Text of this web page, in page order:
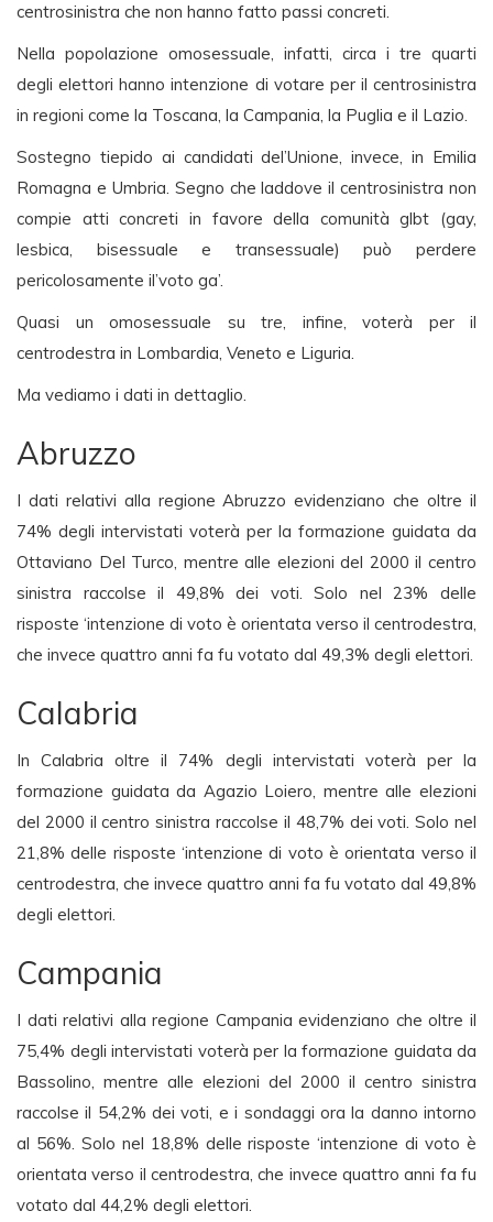
centrosinistra che non hanno fatto passi concreti.
Nella popolazione omosessuale, infatti, circa i tre quarti
degli elettori hanno intenzione di votare per il centrosinistra
in regioni come la Toscana, la Campania, la Puglia e il Lazio.
Sostegno tiepido ai candidati del’Unione, invece, in Emilia
Romagna e Umbria. Segno che laddove il centrosinistra non
compie atti concreti in favore della comunità glbt (gay,
lesbica, bisessuale e transessuale) può perdere
pericolosamente il’voto ga’.
Quasi un omosessuale su tre, infine, voterà per il
centrodestra in Lombardia, Veneto e Liguria.
Ma vediamo i dati in dettaglio.
Abruzzo
I dati relativi alla regione Abruzzo evidenziano che oltre il
74% degli intervistati voterà per la formazione guidata da
Ottaviano Del Turco, mentre alle elezioni del 2000 il centro
sinistra raccolse il 49,8% dei voti. Solo nel 23% delle
risposte ‘intenzione di voto è orientata verso il centrodestra,
che invece quattro anni fa fu votato dal 49,3% degli elettori.
Calabria
In Calabria oltre il 74% degli intervistati voterà per la
formazione guidata da Agazio Loiero, mentre alle elezioni
del 2000 il centro sinistra raccolse il 48,7% dei voti. Solo nel
21,8% delle risposte ‘intenzione di voto è orientata verso il
centrodestra, che invece quattro anni fa fu votato dal 49,8%
degli elettori.
Campania
I dati relativi alla regione Campania evidenziano che oltre il
75,4% degli intervistati voterà per la formazione guidata da
Bassolino, mentre alle elezioni del 2000 il centro sinistra
raccolse il 54,2% dei voti, e i sondaggi ora la danno intorno
al 56%. Solo nel 18,8% delle risposte ‘intenzione di voto è
orientata verso il centrodestra, che invece quattro anni fa fu
votato dal 44,2% degli elettori.